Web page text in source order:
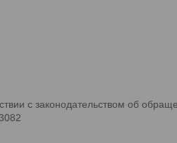
с законодательством об